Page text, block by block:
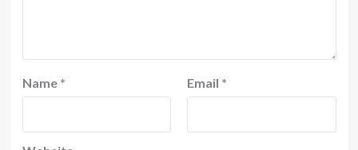
Name * Email *